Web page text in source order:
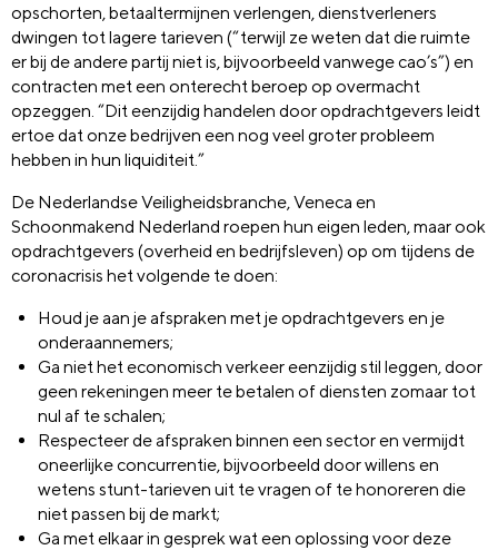
opschorten, betaaltermijnen verlengen, dienstverleners
dwingen tot lagere tarieven (“terwijl ze weten dat die ruimte
er bij de andere partij niet is, bijvoorbeeld vanwege cao’s”) en
contracten met een onterecht beroep op overmacht
opzeggen. “Dit eenzijdig handelen door opdrachtgevers leidt
ertoe dat onze bedrijven een nog veel groter probleem
hebben in hun liquiditeit.”
De Nederlandse Veiligheidsbranche, Veneca en
Schoonmakend Nederland roepen hun eigen leden, maar ook
opdrachtgevers (overheid en bedrijfsleven) op om tijdens de
coronacrisis het volgende te doen:
Houd je aan je afspraken met je opdrachtgevers en je
onderaannemers;
Ga niet het economisch verkeer eenzijdig stil leggen, door
geen rekeningen meer te betalen of diensten zomaar tot
nul af te schalen;
Respecteer de afspraken binnen een sector en vermijdt
oneerlijke concurrentie, bijvoorbeeld door willens en
wetens stunt-tarieven uit te vragen of te honoreren die
niet passen bij de markt;
Ga met elkaar in gesprek wat een oplossing voor deze